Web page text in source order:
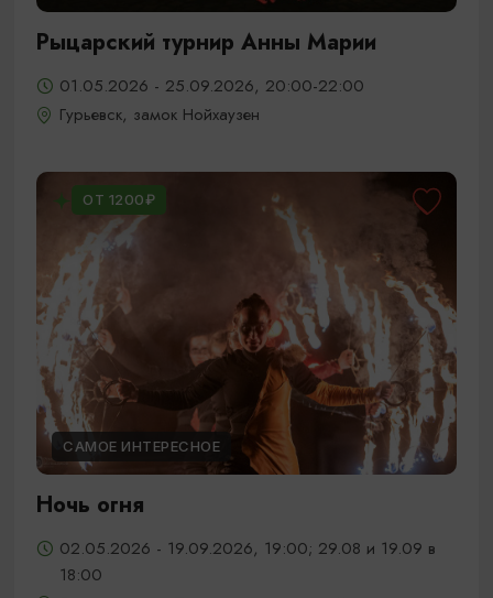
Рыцарский турнир Анны Марии
01.05.2026 - 25.09.2026, 20:00-22:00
Гурьевск, замок Нойхаузен
ОТ 1200₽
САМОЕ ИНТЕРЕСНОЕ
Ночь огня
02.05.2026 - 19.09.2026, 19:00; 29.08 и 19.09 в
18:00